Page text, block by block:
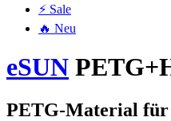
⚡ Sale
🔥 Neu
eSUN
PETG-Material für